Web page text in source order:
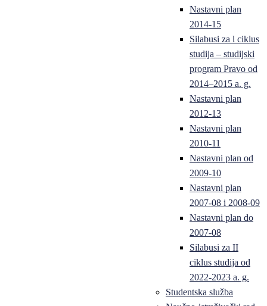
Nastavni plan
2014-15
Silabusi za l ciklus
studija – studijski
program Pravo od
2014–2015 a. g.
Nastavni plan
2012-13
Nastavni plan
2010-11
Nastavni plan od
2009-10
Nastavni plan
2007-08 i 2008-09
Nastavni plan do
2007-08
Silabusi za II
ciklus studija od
2022-2023 a. g.
Studentska služba